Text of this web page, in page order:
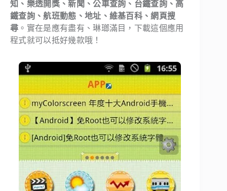
知、樂透開獎、新聞、公車查詢、台鐵查詢、高
鐵查詢、航班動態、地址、維基百科、網頁搜
尋 。實在是應有盡有、琳瑯滿目，下載這個應用
程式就可以抵好幾款哦！